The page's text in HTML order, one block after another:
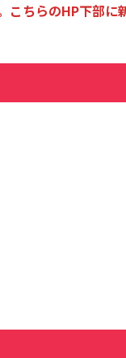
こちらのHP下部に